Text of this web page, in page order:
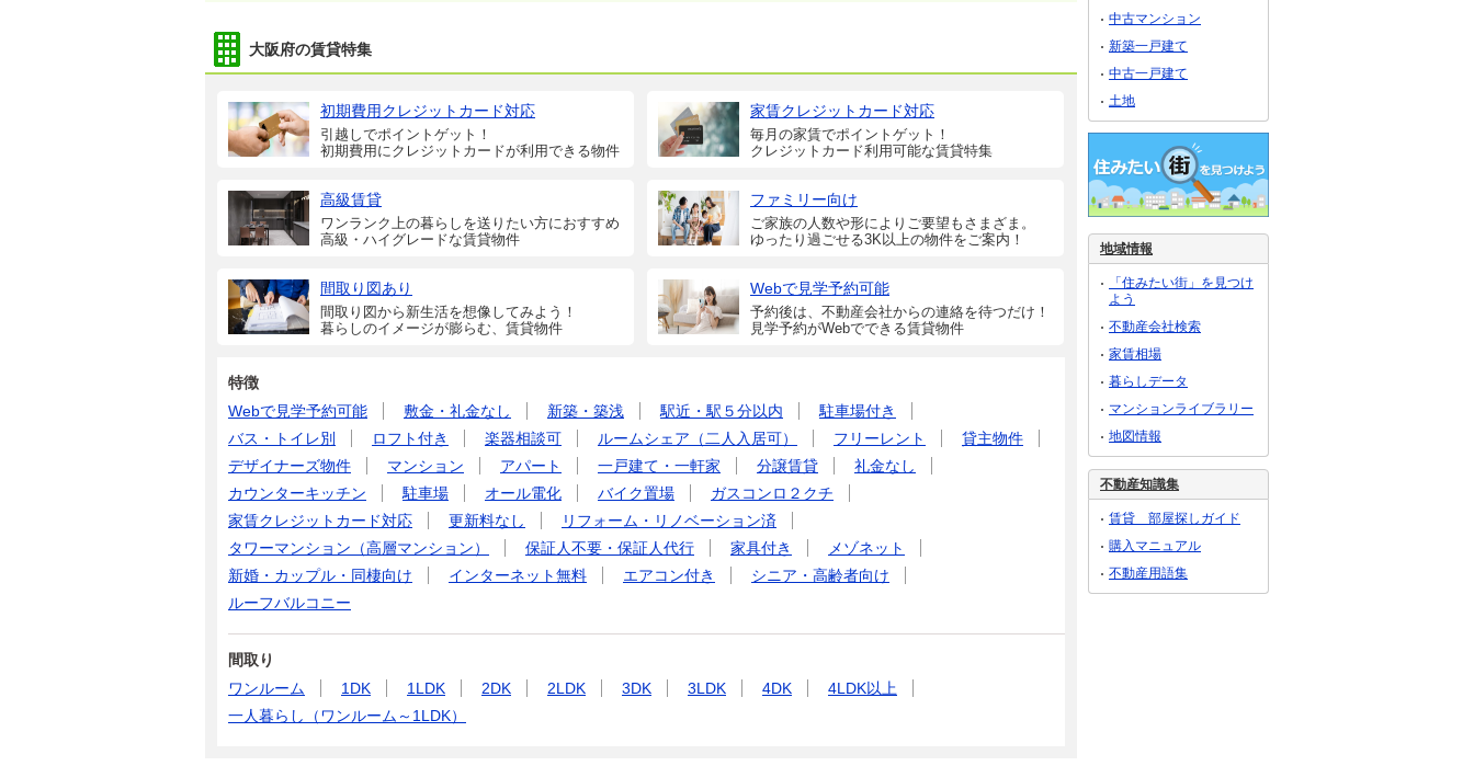
大阪府の賃貸特集
初期費用クレジットカード対応
引越しでポイントゲット！
初期費用にクレジットカードが利用できる物件
家賃クレジットカード対応
毎月の家賃でポイントゲット！
クレジットカード利用可能な賃貸特集
高級賃貸
ワンランク上の暮らしを送りたい方におすすめ
高級・ハイグレードな賃貸物件
ファミリー向け
ご家族の人数や形によりご要望もさまざま。
ゆったり過ごせる3K以上の物件をご案内！
間取り図あり
間取り図から新生活を想像してみよう！
暮らしのイメージが膨らむ、賃貸物件
Webで見学予約可能
予約後は、不動産会社からの連絡を待つだけ！
見学予約がWebでできる賃貸物件
特徴
Webで見学予約可能
敷金・礼金なし 新築・築浅 駅近・駅５分以内
駐車場付き
バス・トイレ別
ロフト付き 楽器相談可 ルームシェア（二人入居可） フリーレント
貸主物件
デザイナーズ物件
マンション アパート 一戸建て・一軒家 分譲賃貸
礼金なし
カウンターキッチン
駐車場 オール電化 バイク置場
ガスコンロ２クチ
家賃クレジットカード対応
更新料なし
リフォーム・リノベーション済
タワーマンション（高層マンション）
保証人不要・保証人代行 家具付き
メゾネット
新婚・カップル・同棲向け
インターネット無料 エアコン付き
シニア・高齢者向け
ルーフバルコニー
間取り
ワンルーム
1DK 1LDK 2DK 2LDK 3DK 3LDK 4DK
4LDK以上
一人暮らし（ワンルーム～1LDK）
中古マンション
新築一戸建て
中古一戸建て
土地
地域情報
「住みたい街」を見つけ
よう
不動産会社検索
家賃相場
暮らしデータ
マンションライブラリー
地図情報
不動産知識集
賃貸 部屋探しガイド
購入マニュアル
不動産用語集